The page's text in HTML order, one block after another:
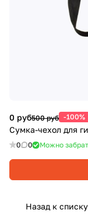
0 руб500 руб -100%
Сумка-чехол для
0 0 Можно
Назад к списку